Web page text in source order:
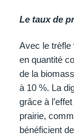
Le taux de
Avec le trèfle
en quantité
de la
à 10 %. La
grâce à
prairie,
bénéficient